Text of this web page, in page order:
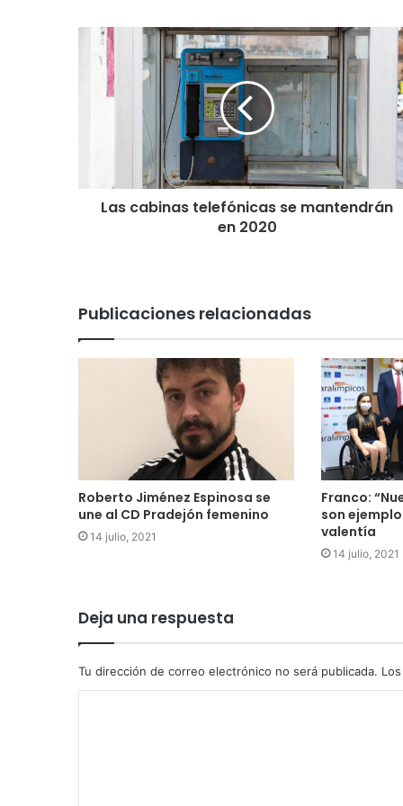
Las cabinas telefónicas se mantendrán
en 2020
Publicaciones relacionadas
Roberto Jiménez Espinosa se
une al CD Pradejón femenino
14 julio, 2021
Franco:
son
valentía
14 julio, 2021
Deja una respuesta
Tu dirección de correo electrónico no será publicada.